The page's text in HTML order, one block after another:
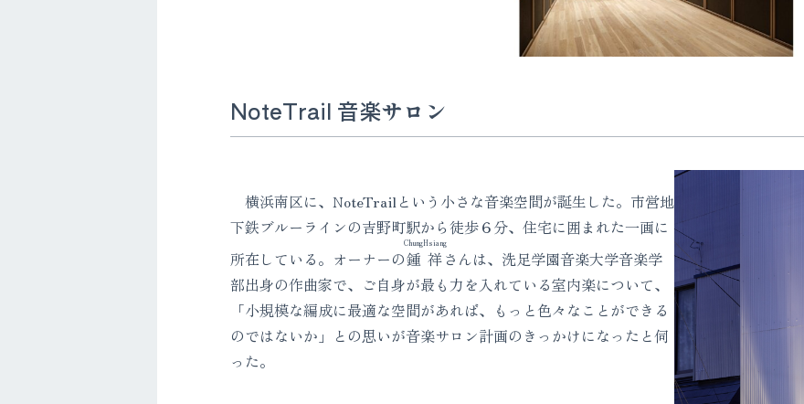
NoteTrail 音楽サロン
横浜南区に、NoteTrailという小さな音楽空間が誕生した。市営地
下鉄ブルーラインの吉野町駅から徒歩６分、住宅に囲まれた一画に
所在している。オーナーの鍾
Chung
祥
Hsiang
さんは、洗足学園音楽大学音楽学
部出身の作曲家で、ご自身が最も力を入れている室内楽について、
「小規模な編成に最適な空間があれば、もっと色々なことができる
のではないか」との思いが音楽サロン計画のきっかけになったと伺
った。